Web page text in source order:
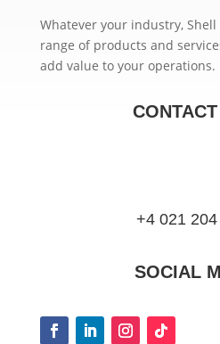
Whatever your industry,
range of products and
add value to your operations.
+4 021
SOCIAL